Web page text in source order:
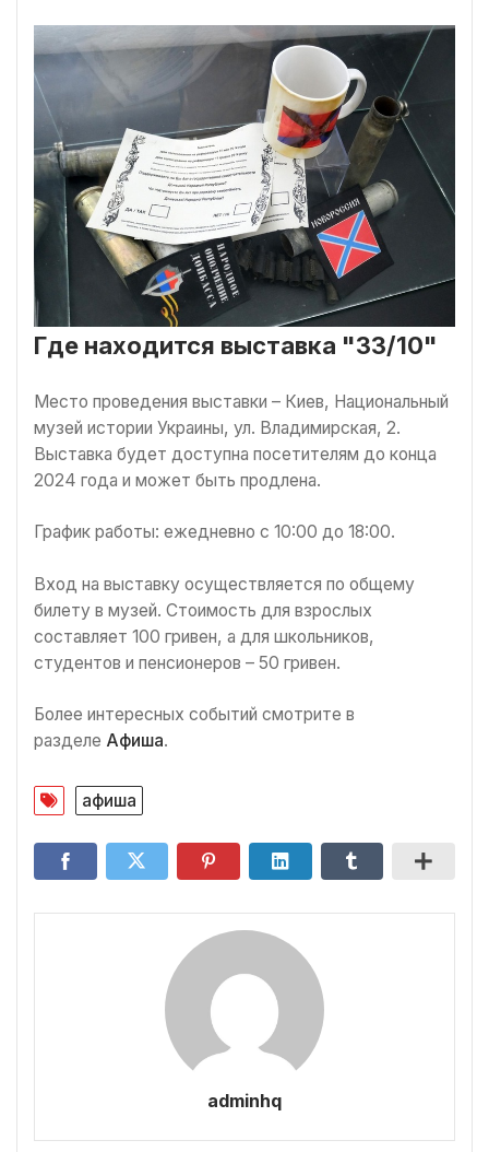
Где находится выставка "33/10"
Место проведения выставки – Киев, Национальный
музей истории Украины, ул. Владимирская, 2.
Выставка будет доступна посетителям до конца
2024 года и может быть продлена.
График работы: ежедневно с 10:00 до 18:00.
Вход на выставку осуществляется по общему
билету в музей. Стоимость для взрослых
составляет 100 гривен, а для школьников,
студентов и пенсионеров – 50 гривен.
Более интересных событий смотрите в
разделе Афиша.
афиша
adminhq